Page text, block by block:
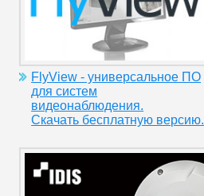
FlyView - универсальное ПО
для систем
видеонаблюдения.
Скачать бесплатную версию.